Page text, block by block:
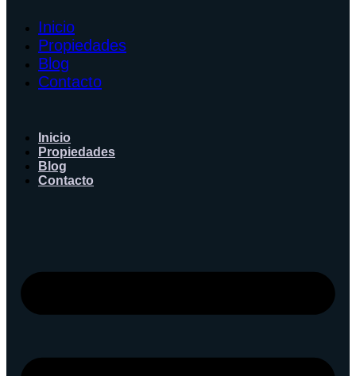
Inicio
Propiedades
Blog
Contacto
Inicio
Propiedades
Blog
Contacto